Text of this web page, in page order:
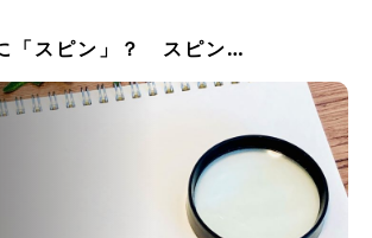
「スピン」？ スピン…